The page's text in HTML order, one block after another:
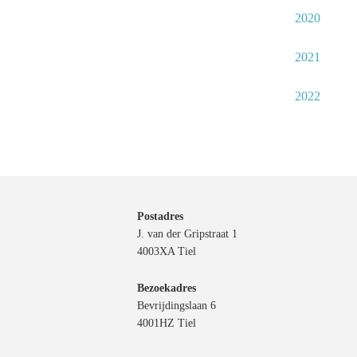
2020
2021
2022
Postadres
J. van der Gripstraat 1
4003XA Tiel
Bezoekadres
Bevrijdingslaan 6
4001HZ Tiel